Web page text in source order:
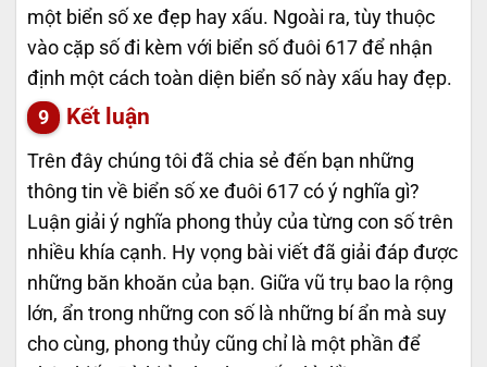
một biển số xe đẹp hay xấu. Ngoài ra, tùy thuộc
vào cặp số đi kèm với biển số đuôi 617 để nhận
định một cách toàn diện biển số này xấu hay đẹp.
Kết luận
Trên đây chúng tôi đã chia sẻ đến bạn những
thông tin về biển số xe đuôi 617 có ý nghĩa gì?
Luận giải ý nghĩa phong thủy của từng con số trên
nhiều khía cạnh. Hy vọng bài viết đã giải đáp được
những băn khoăn của bạn. Giữa vũ trụ bao la rộng
lớn, ẩn trong những con số là những bí ẩn mà suy
cho cùng, phong thủy cũng chỉ là một phần để